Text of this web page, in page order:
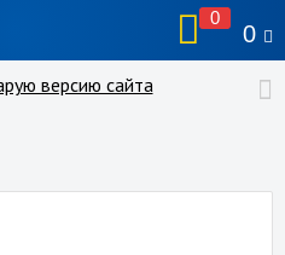
0
0
версию сайта